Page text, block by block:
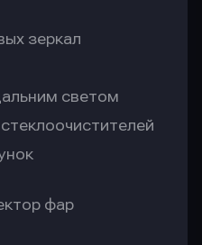
зеркал
светом
фар